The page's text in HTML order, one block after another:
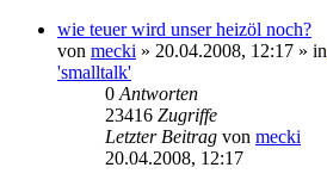
wie teuer wird unser heizöl noch?
von mecki » 20.04.2008, 12:17 » in
'smalltalk'
0 Antworten
23416 Zugriffe
Letzter Beitrag von mecki
20.04.2008, 12:17